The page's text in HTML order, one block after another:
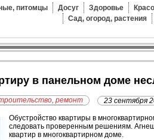
питомцы Досуг Здоровье
Сад, огород, растения
в панельном доме
ремонт 23 сентября
Обустройство квартиры в
следовать проверенным решениям.
квартир в многоквартирном доме.